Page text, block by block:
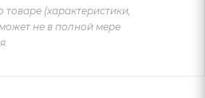
(характеристики,
не в полной мере